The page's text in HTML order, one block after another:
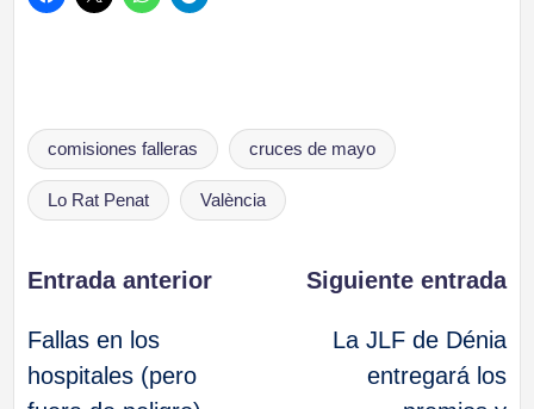
Etiquetas:
comisiones falleras cruces de mayo
Lo Rat Penat València
Navegación
de
Entrada anterior
Fallas en los
hospitales (pero
Siguiente entrada
La JLF de Dénia
entregará los